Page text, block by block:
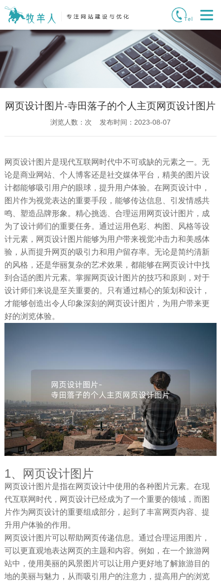
网页设计图片-寺田落子的个人主页网页设计图片
浏览人数： 次 发布时间：2023-08-07
网页设计图片是现代互联网时代中不可或缺的元素之一。无
论是商业网站、个人博客还是社交媒体平台，精美的图片设
计都能够吸引用户的眼球，提升用户体验。在网页设计中，
图片作为视觉表达的重要手段，能够传达信息、引发情感共
鸣、塑造品牌形象。精心挑选、合理运用网页设计图片，成
为了设计师们的重要任务。通过运用色彩、构图、风格等设
计元素，网页设计图片能够为用户带来视觉冲击力和美感体
验，从而提升网页的吸引力和用户留存率。无论是简约清新
的风格，还是华丽复杂的艺术效果，都能够在网页设计中找
到合适的图片元素。掌握网页设计图片的技巧和原则，对于
设计师们来说是至关重要的。只有通过精心的策划和设计，
才能够创造出令人印象深刻的网页设计图片，为用户带来更
好的浏览体验。
1、网页设计图片
网页设计图片是指在网页设计中使用的各种图片元素。在现
代互联网时代，网页设计已经成为了一个重要的领域，而图
片作为网页设计的重要组成部分，起到了丰富网页内容、提
升用户体验的作用。
网页设计图片可以帮助网页传递信息。通过合理运用图片，
可以更直观地表达网页的主题和内容。例如，在一个旅游网
站中，使用美丽的风景图片可以让用户更好地了解旅游目的
地的美丽与魅力，从而吸引用户的注意力，提高用户的浏览